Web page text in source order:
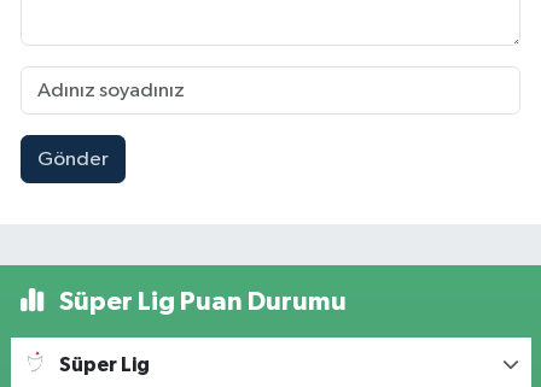
Gönder
Süper Lig Puan Durumu
Süper Lig